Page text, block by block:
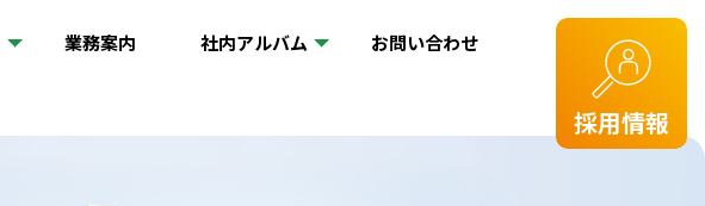
業務案内 社内アルバム お問い合わせ
採用情報